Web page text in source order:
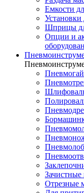
Емкости
Шприцы
Опции и
Отрезные